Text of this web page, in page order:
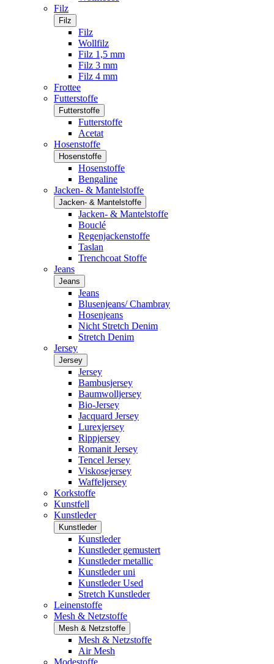
Filz
Filz
Filz
Wollfilz
Filz 1,5 mm
Filz 3 mm
Filz 4 mm
Frottee
Futterstoffe
Futterstoffe
Futterstoffe
Acetat
Hosenstoffe
Hosenstoffe
Hosenstoffe
Bengaline
Jacken- & Mantelstoffe
Jacken- & Mantelstoffe
Jacken- & Mantelstoffe
Bouclé
Regenjackenstoffe
Taslan
Trenchcoat Stoffe
Jeans
Jeans
Jeans
Blusenjeans/ Chambray
Hosenjeans
Nicht Stretch Denim
Stretch Denim
Jersey
Jersey
Jersey
Bambusjersey
Baumwolljersey
Bio-Jersey
Jacquard Jersey
Lurexjersey
Rippjersey
Romanit Jersey
Tencel Jersey
Viskosejersey
Waffeljersey
Korkstoffe
Kunstfell
Kunstleder
Kunstleder
Kunstleder
Kunstleder gemustert
Kunstleder metallic
Kunstleder uni
Kunstleder Used
Stretch Kunstleder
Leinenstoffe
Mesh & Netzstoffe
Mesh & Netzstoffe
Mesh & Netzstoffe
Air Mesh
Modestoffe